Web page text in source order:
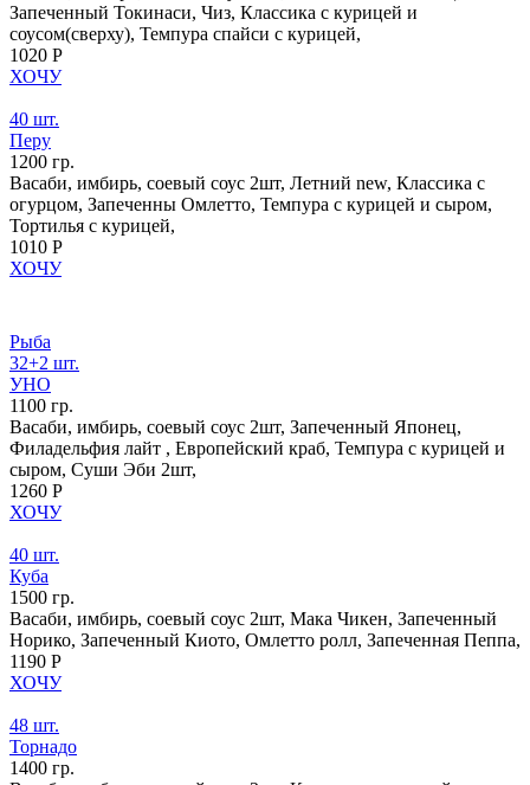
Запеченный Токинаси, Чиз, Классика с курицей и
соусом(сверху), Темпура спайси с курицей,
1020 Р
ХОЧУ
40 шт.
Перу
1200 гр.
Васаби, имбирь, соевый соус 2шт, Летний new, Классика с
огурцом, Запеченны Омлетто, Темпура с курицей и сыром,
Тортилья с курицей,
1010 Р
ХОЧУ
Рыба
32+2 шт.
УНО
1100 гр.
Васаби, имбирь, соевый соус 2шт, Запеченный Японец,
Филадельфия лайт , Европейский краб, Темпура с курицей и
сыром, Суши Эби 2шт,
1260 Р
ХОЧУ
40 шт.
Куба
1500 гр.
Васаби, имбирь, соевый соус 2шт, Мака Чикен, Запеченный
Норико, Запеченный Киото, Омлетто ролл, Запеченная Пеппа,
1190 Р
ХОЧУ
48 шт.
Торнадо
1400 гр.